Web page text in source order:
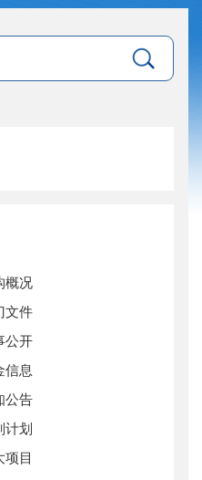
概况
文件
公开
信息
公告
计划
项目